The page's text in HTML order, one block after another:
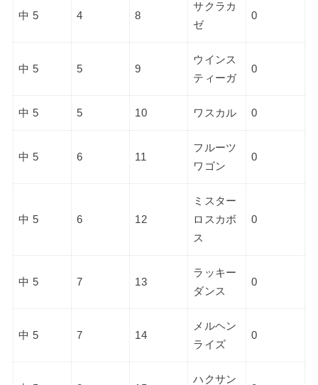
中 5 4 8
サクラカ
ゼ
0
中 5 5 9
ウインス
ティーガ
0
中 5 5 10 ワスカル 0
中 5 6 11
フルーツ
ワゴン
0
中 5 6 12
ミスター
ロスカボ
ス
0
中 5 7 13
ラッキー
ダンス
0
中 5 7 14
メルヘン
ライズ
0
ハクサン